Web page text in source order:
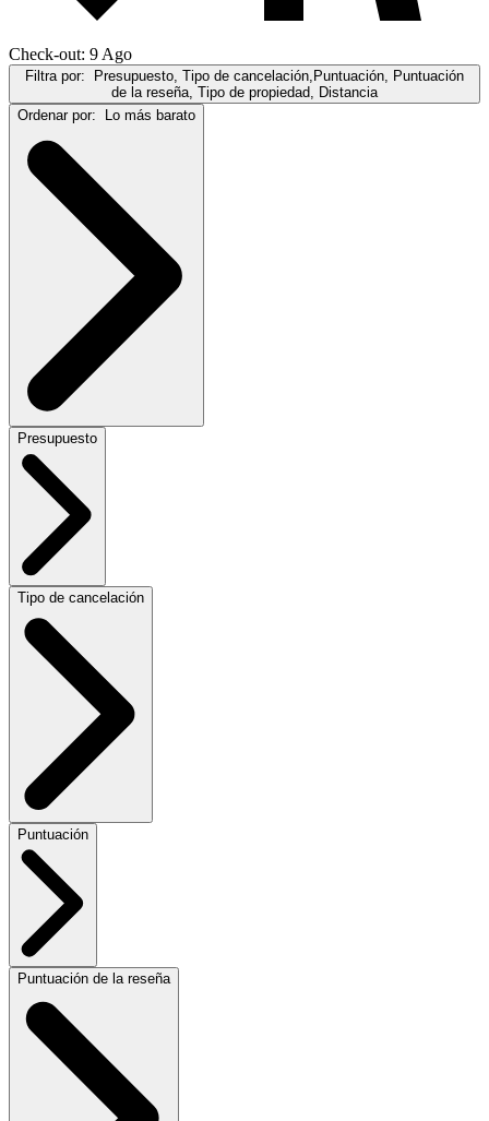
Check-out: 9 Ago
Filtra por:
Presupuesto, Tipo de cancelación,Puntuación, Puntuación
de la reseña, Tipo de propiedad, Distancia
Ordenar por:
Lo más barato
Presupuesto
Tipo de cancelación
Puntuación
Puntuación de la reseña